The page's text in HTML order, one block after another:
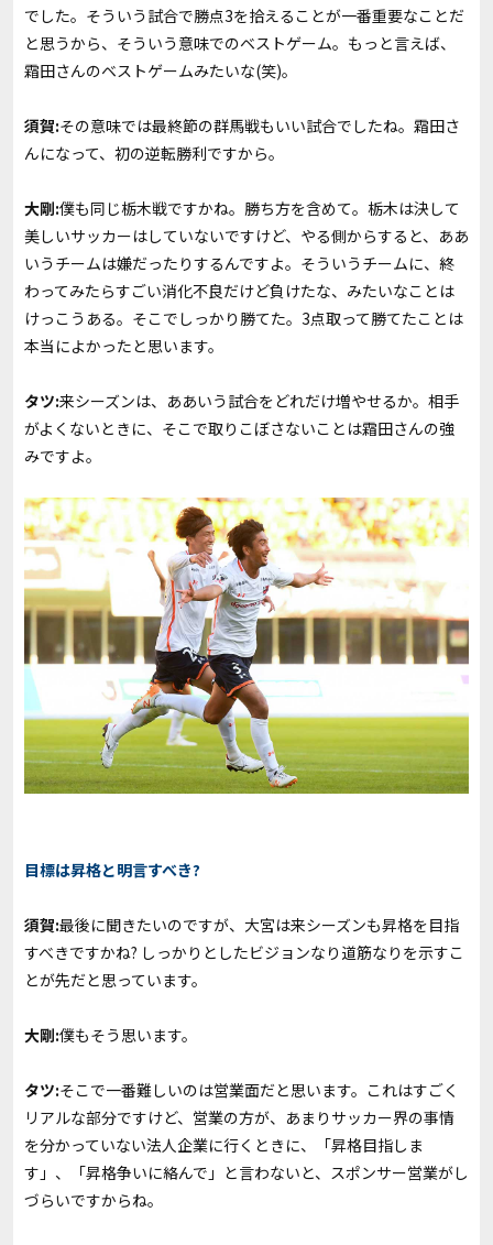
でした。そういう試合で勝点3を拾えることが一番重要なことだ
と思うから、そういう意味でのベストゲーム。もっと言えば、
霜田さんのベストゲームみたいな(笑)。
須賀:その意味では最終節の群馬戦もいい試合でしたね。霜田さ
んになって、初の逆転勝利ですから。
大剛:僕も同じ栃木戦ですかね。勝ち方を含めて。栃木は決して
美しいサッカーはしていないですけど、やる側からすると、ああ
いうチームは嫌だったりするんですよ。そういうチームに、終
わってみたらすごい消化不良だけど負けたな、みたいなことは
けっこうある。そこでしっかり勝てた。3点取って勝てたことは
本当によかったと思います。
タツ:来シーズンは、ああいう試合をどれだけ増やせるか。相手
がよくないときに、そこで取りこぼさないことは霜田さんの強
みですよ。
目標は昇格と明言すべき?
須賀:最後に聞きたいのですが、大宮は来シーズンも昇格を目指
すべきですかね? しっかりとしたビジョンなり道筋なりを示すこ
とが先だと思っています。
大剛:僕もそう思います。
タツ:そこで一番難しいのは営業面だと思います。これはすごく
リアルな部分ですけど、営業の方が、あまりサッカー界の事情
を分かっていない法人企業に行くときに、「昇格目指しま
す」、「昇格争いに絡んで」と言わないと、スポンサー営業がし
づらいですからね。